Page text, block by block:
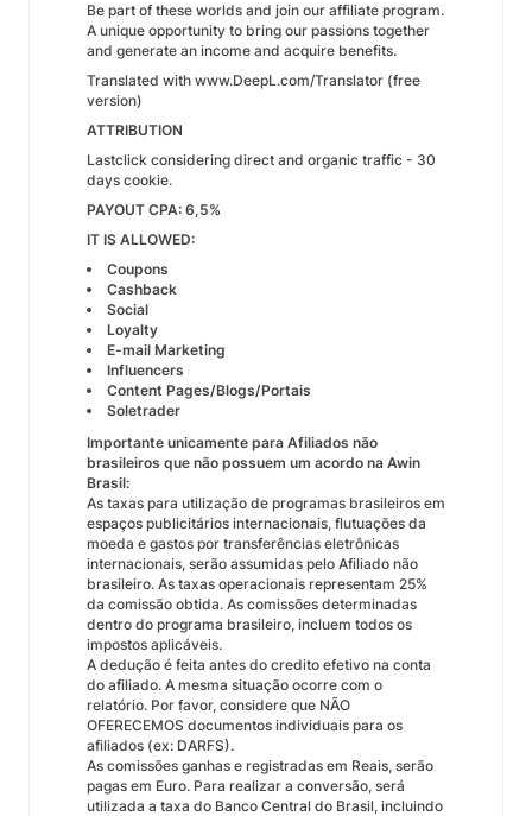
Be part of these worlds and join our affiliate program.
A unique opportunity to bring our passions together
and generate an income and acquire benefits.
Translated with www.DeepL.com/Translator (free
version)
ATTRIBUTION
Lastclick considering direct and organic traffic - 30
days cookie.
PAYOUT CPA: 6,5%
IT IS ALLOWED:
Coupons
Cashback
Social
Loyalty
E-mail Marketing
Influencers
Content Pages/Blogs/Portais
Soletrader
​​Importante unicamente para Afiliados não
brasileiros que não possuem um acordo na Awin
Brasil:
As taxas para utilização de programas brasileiros em
espaços publicitários internacionais, flutuações da
moeda e gastos por transferências eletrônicas
internacionais, serão assumidas pelo Afiliado não
brasileiro. As taxas operacionais representam 25%
da comissão obtida. As comissões determinadas
dentro do programa brasileiro, incluem todos os
impostos aplicáveis.
A dedução é feita antes do credito efetivo na conta
do afiliado. A mesma situação ocorre com o
relatório. Por favor, considere que NÃO
OFERECEMOS documentos individuais para os
afiliados (ex: DARFS).
As comissões ganhas e registradas em Reais, serão
pagas em Euro. Para realizar a conversão, será
utilizada a taxa do Banco Central do Brasil, incluindo